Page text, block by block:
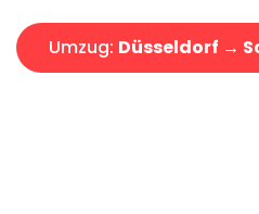
Umzug: Düsseldorf →